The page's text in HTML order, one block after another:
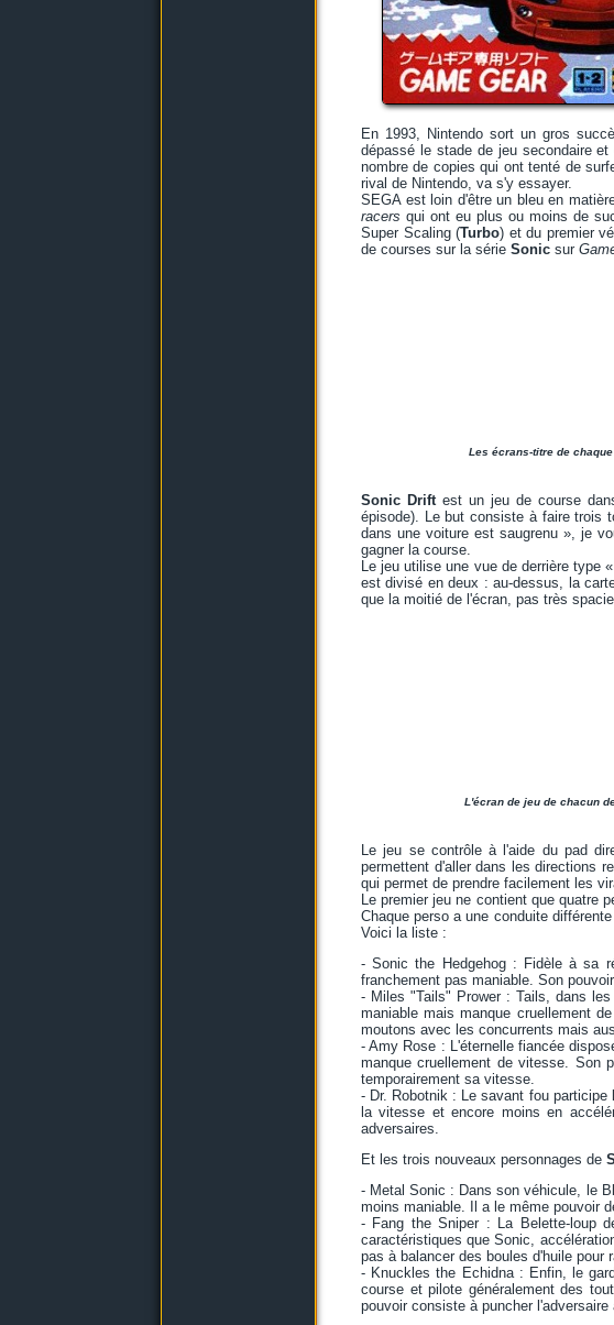
En 1993, Nintendo sort un gros
dépassé le stade de jeu secondaire
nombre de copies qui ont tenté de
rival de Nintendo, va s'y essayer.
SEGA est loin d'être un bleu en
racers qui ont eu plus ou moins de
Super Scaling (Turbo) et du premier
de courses sur la série Sonic sur
Les écrans-titre de
Sonic Driftest un jeu de course
épisode). Le but consiste à faire trois
dans une voiture est saugrenu », je
gagner la course.
Le jeu utilise une vue de derrière type
est divisé en deux : au-dessus, la
que la moitié de l'écran, pas très
L'écran de jeu de chacun
Le jeu se contrôle à l'aide du pad
permettent d'aller dans les directions
qui permet de prendre facilement les
Le premier jeu ne contient que quatre
Chaque perso a une conduite
Voici la liste :
- Sonic the Hedgehog : Fidèle à sa
franchement pas maniable. Son
- Miles "Tails" Prower : Tails, dans
maniable mais manque cruellement
moutons avec les concurrents mais
- Amy Rose : L'éternelle fiancée
manque cruellement de vitesse. Son
temporairement sa vitesse.
- Dr. Robotnik : Le savant fou
la vitesse et encore moins en
adversaires.
Et les trois nouveaux personnages de
- Metal Sonic : Dans son véhicule, le
moins maniable. Il a le même pouvoir
- Fang the Sniper : La Belette-loup
caractéristiques que Sonic,
pas à balancer des boules d'huile pour
- Knuckles the Echidna : Enfin, le
course et pilote généralement des
pouvoir consiste à puncher